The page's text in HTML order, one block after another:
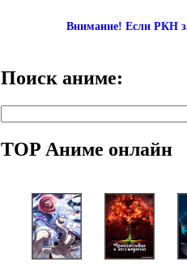
Внимание! Если РКН
Поиск аниме:
TOP Аниме онлайн